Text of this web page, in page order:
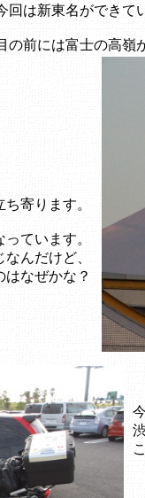
回は新東名ができて
の前には富士の高嶺
寄ります。
ています。
んだけど、
なぜかな？